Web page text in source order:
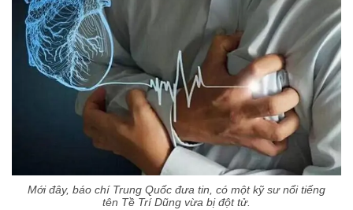
Mới đây, báo chí Trung Quốc đưa tin, có một kỹ sư nổi tiếng
tên Tề Trí Dũng vừa bị đột tử.